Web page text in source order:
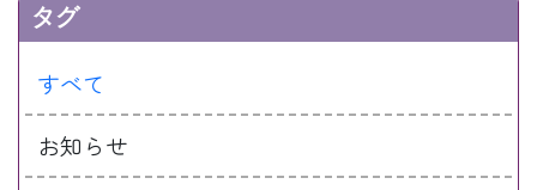
タグ
すべて
お知らせ